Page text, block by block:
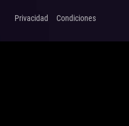
Privacidad Condiciones